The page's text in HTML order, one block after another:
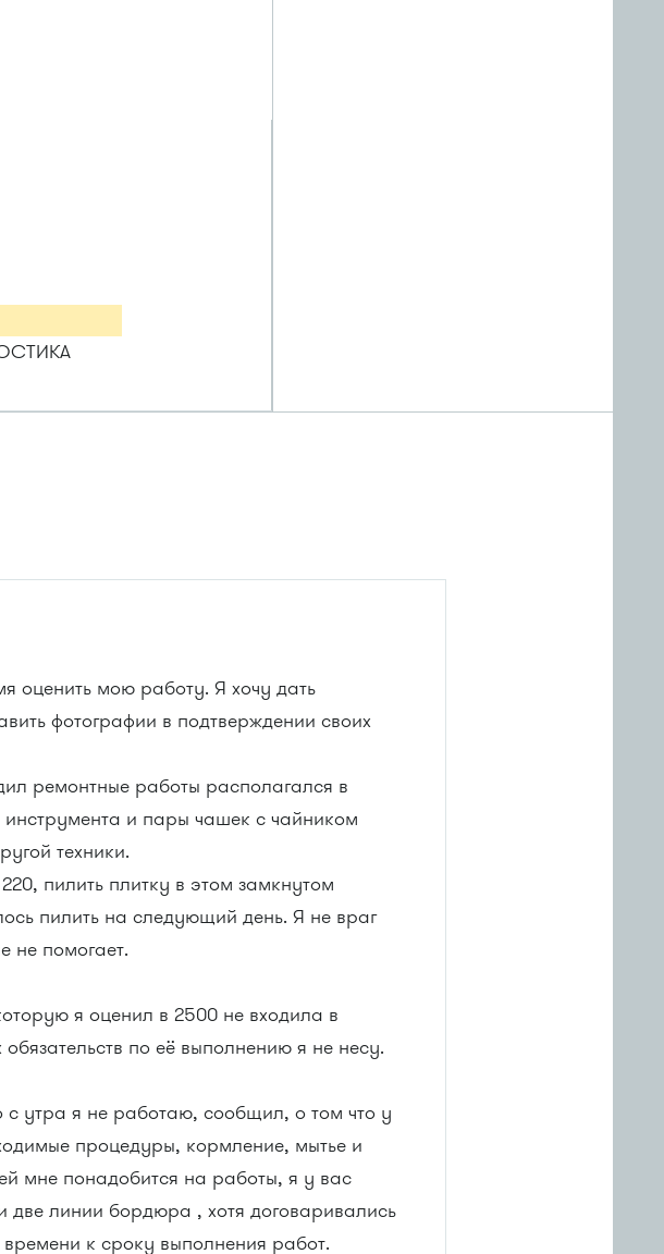
мою работу. Я хочу дать
фотографии в подтверждении своих
ремонтные работы располагался в
и пары чашек с чайником
техники.
пилить плитку в этом замкнутом
пилить на следующий день. Я не враг
не помогает.
я оценил в 2500 не входила в
по её выполнению я не несу.
утра я не работаю, сообщил, о том что у
процедуры, кормление, мытье и
мне понадобится на работы, я у вас
две линии бoрдюра , хотя договаривались
к сроку выполнения работ.